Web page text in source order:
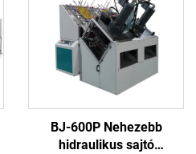
BJ-600P Nehezebb
hidraulikus sajtó